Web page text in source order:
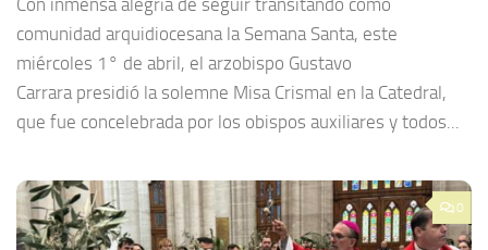
Con inmensa alegría de seguir transitando como
comunidad arquidiocesana la Semana Santa, este
miércoles 1° de abril, el arzobispo Gustavo
Carrara presidió la solemne Misa Crismal en la Catedral,
que fue concelebrada por los obispos auxiliares y todos...
0